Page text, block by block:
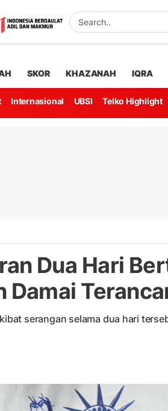
SKOR KHAZANAH IQRA
Internasional UBSI Telko Highlight
Dua Hari
Damai
serangan selama dua hari